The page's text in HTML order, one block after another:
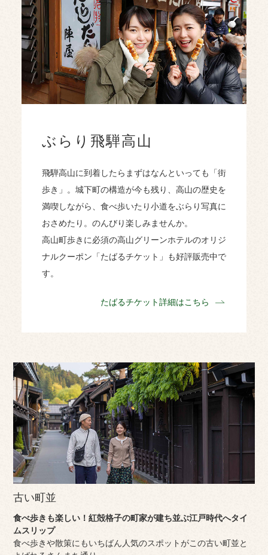
ぶらり飛騨高山
飛騨高山に到着したらまずはなんといっても「街
歩き」。城下町の構造が今も残り、高山の歴史を
満喫しながら、食べ歩いたり小道をぶらり写真に
おさめたり。のんびり楽しみませんか。
高山町歩きに必須の高山グリーンホテルのオリジ
ナルクーポン「たばるチケット」も好評販売中で
す。
たばるチケット詳細はこちら
古い町並
食べ歩きも楽しい！紅殻格子の町家が建ち並ぶ江戸時代へタイ
ムスリップ
食べ歩きや散策にもいちばん人気のスポットがこの古い町並と